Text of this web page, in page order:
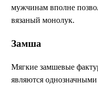
мужчинам вполне
вязаный монолук.
Замша
Мягкие замшевые
являются